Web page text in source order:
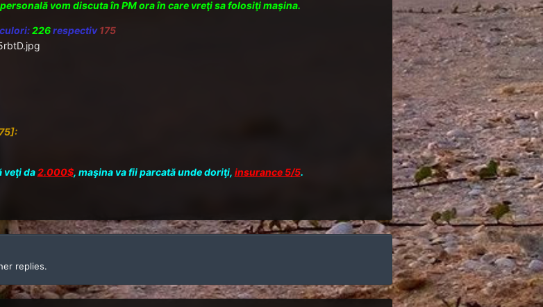
vom discuta în PM ora în care vreţi sa folosiţi maşina.
226respectiv175
veţi da2.000$, maşina va fii parcată unde doriţi, insurance 5/5.
replies.